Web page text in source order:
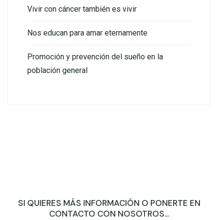
Vivir con cáncer también es vivir
Nos educan para amar eternamente
Promoción y prevención del sueño en la
población general
SI QUIERES MÁS INFORMACIÓN O PONERTE EN
CONTACTO CON NOSOTROS...